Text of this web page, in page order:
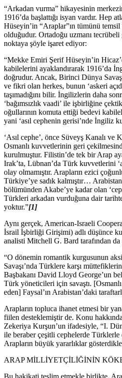
“Arkadan vurma” hikayesinin
1916’da başlattığı isyan vardır. Hep
Hüseyin’in “Araplar”ın tümünü
olduğudur. Ortadoğu uzmanı
noktaya şöyle işaret ediyor:
“Mekke Emiri Şerif Hüseyin’in
kabilelerini ayaklandırarak 1916’da
doğrudur. Ancak, Birinci Dünya
ve fikri olan herkes, bunun ‘askeri
taşımadığını bilir. İngilizlerin daha
‘bağımsızlık vaadi’ ile işbirliğine
oğullarının komuta ettiği bedevi
yani ‘asıl cephenin gerisi’nde İngiliz
‘Asıl cephe’, önce Süveyş Kanalı ve
Osmanlı kuvvetlerinin geri
kurulmuştur. Filistin’de tek bir Arap
Irak’ta, Lübnan’da Türk kuvvetlerini
olay olmamıştır. Arapların ezici
Türkiye’ye sadık kalmıştır… Arabistan
bölümünden Akabe’ye kadar olan
Türkleri arkadan vurduğuna dair
yoktur.”[1]
Aynı gerçek, American-Israeli
İsrail İşbirliği Girişimi) adlı düşünce
analisti Mitchell G. Bard tarafından
“O dönemin romantik kurgusunun
Savaşı’nda Türklere karşı
Başbakanı David Lloyd George’un
Türk yöneticileri için savaştı.
eden] Faysal’ın Arabistan’daki
Arapların topluca ihanet etmesi bir
fiilen desteklemiştir de. Konu
Zekeriya Kurşun’un ifadesiyle, “I.
ile beraber çeşitli cephelerde Türklerle
Arapların büyük yararlıklar
ARAP MİLLİYETÇİLİĞİNİN
Bu hakikati teslim etmekle birlikte,